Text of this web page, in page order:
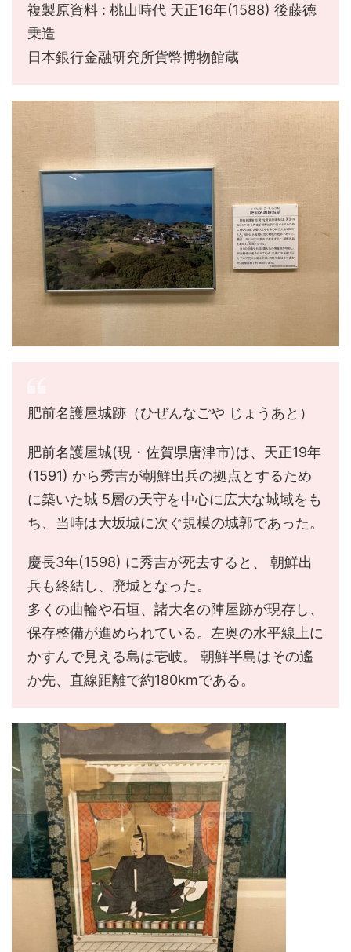
複製原資料 : 桃山時代 天正16年(1588) 後藤徳
乗造
日本銀行金融研究所貨幣博物館蔵
肥前名護屋城跡（ひぜんなごや じょうあと）
肥前名護屋城(現・佐賀県唐津市)は、天正19年
(1591) から秀吉が朝鮮出兵の拠点とするため
に築いた城 5層の天守を中心に広大な城域をも
ち、当時は大坂城に次ぐ規模の城郭であった。
慶長3年(1598) に秀吉が死去すると、 朝鮮出
兵も終結し、廃城となった。
多くの曲輪や石垣、諸大名の陣屋跡が現存し、
保存整備が進められている。左奥の水平線上に
かすんで見える島は壱岐。 朝鮮半島はその遙
か先、直線距離で約180kmである。